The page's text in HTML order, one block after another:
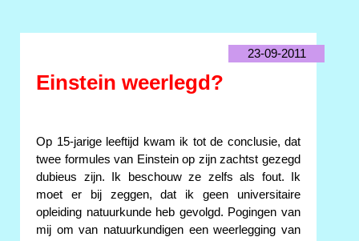
23-09-2011
Einstein weerlegd?
Op 15-jarige leeftijd kwam ik tot de conclusie, dat
twee formules van Einstein op zijn zachtst gezegd
dubieus zijn. Ik beschouw ze zelfs als fout. Ik
moet er bij zeggen, dat ik geen universitaire
opleiding natuurkunde heb gevolgd. Pogingen van
mij om van natuurkundigen een weerlegging van